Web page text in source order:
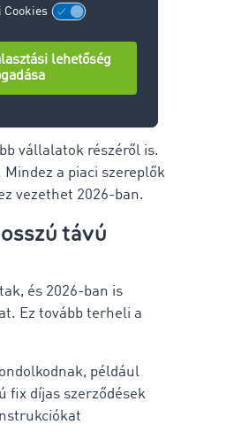
nem javul érdemben,
2026-ban
vállalatok részéről is.
a piaci szereplők
vezethet 2026-ban.
távú
és 2026-ban is
Ez tovább terheli a
például
fix díjas szerződések